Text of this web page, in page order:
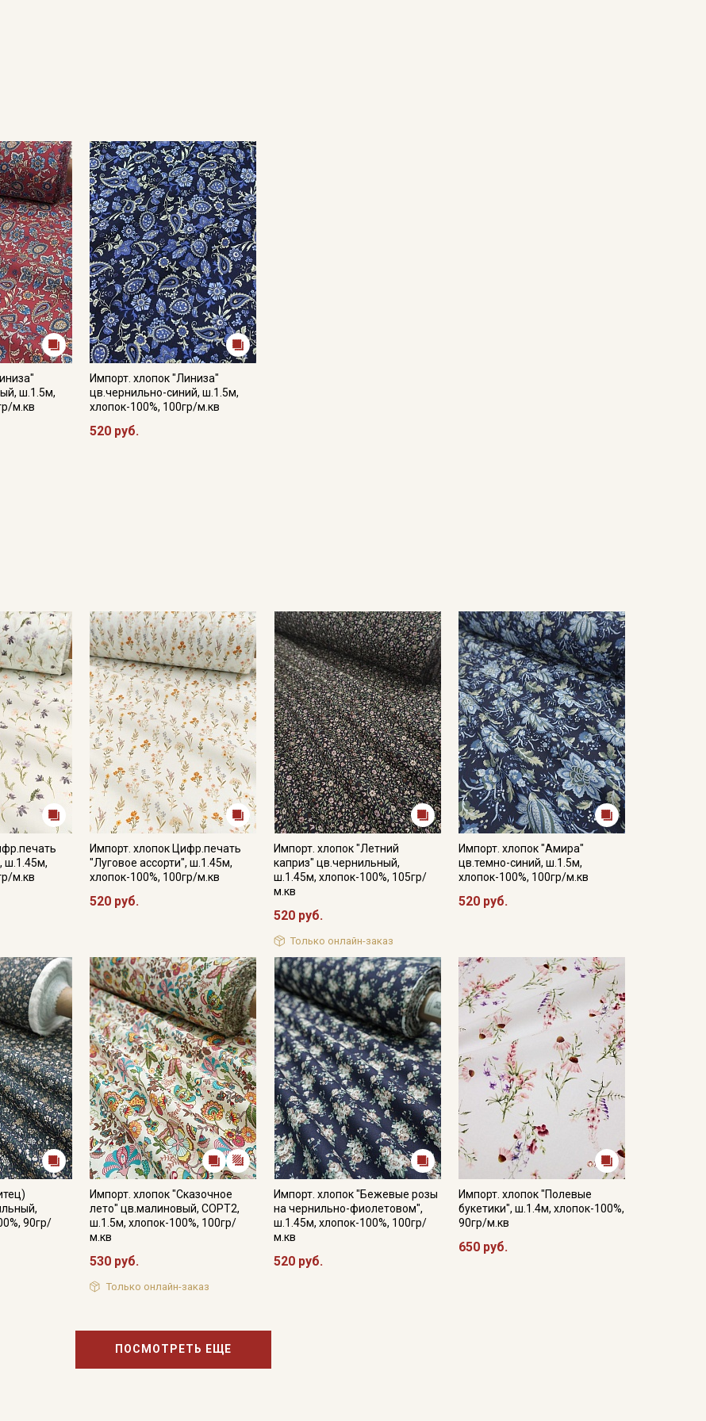
ш.1.5м,
м.кв
Импорт. хлопок "Линиза"
цв.чернильно-синий, ш.1.5м,
хлопок-100%, 100гр/м.кв
520 руб.
ш.1.45м,
м.кв
Импорт. хлопок Цифр.печать
"Луговое ассорти", ш.1.45м,
хлопок-100%, 100гр/м.кв
520 руб.
Импорт. хлопок "Летний
каприз" цв.чернильный,
ш.1.45м, хлопок-100%, 105гр/
м.кв
520 руб.
Только онлайн-заказ
Импорт. хлопок "Амира"
цв.темно-синий, ш.1.5м,
хлопок-100%, 100гр/м.кв
520 руб.
90гр/
Импорт. хлопок "Сказочное
лето" цв.малиновый, СОРТ2,
ш.1.5м, хлопок-100%, 100гр/
м.кв
530 руб.
Только онлайн-заказ
Импорт. хлопок "Бежевые розы
на чернильно-фиолетовом",
ш.1.45м, хлопок-100%, 100гр/
м.кв
520 руб.
Импорт. хлопок "Полевые
букетики", ш.1.4м, хлопок-100%,
90гр/м.кв
650 руб.
ПОСМОТРЕТЬ ЕЩЕ
Секретная рассылка от
Купава
Мы публикуем здесь дополнительные
промокоды и скидки до 30% на узкие
категории тканей
Электронная почта